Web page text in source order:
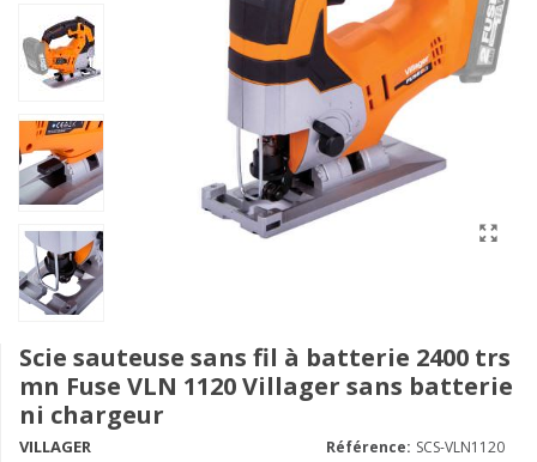
Scie sauteuse sans fil à batterie 2400 trs
mn Fuse VLN 1120 Villager sans batterie
ni chargeur
VILLAGER Référence: SCS-VLN1120